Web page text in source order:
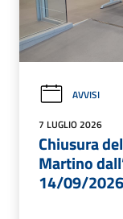
AVVISI
7 LUGLIO 2026
Chiusura
Martino
14/09/2026